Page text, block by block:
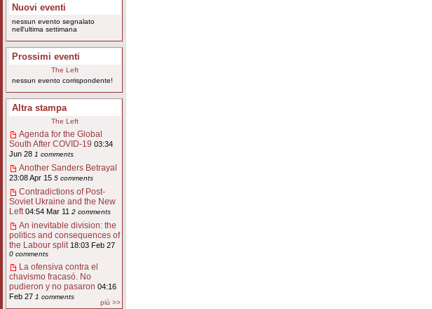
Nuovi eventi
nessun evento segnalato
nell'ultima settimana
Prossimi eventi
The Left
nessun evento corrispondente!
Altra stampa
The Left
Agenda for the Global
South After COVID-19 03:34
Jun 28 1 comments
Another Sanders Betrayal
23:08 Apr 15 5 comments
Contradictions of Post-
Soviet Ukraine and the New
Left 04:54 Mar 11 2 comments
An inevitable division: the
politics and consequences of
the Labour split 18:03 Feb 27
0 comments
La ofensiva contra el
chavismo fracasó. No
pudieron y no pasaron 04:16
Feb 27 1 comments
più >>